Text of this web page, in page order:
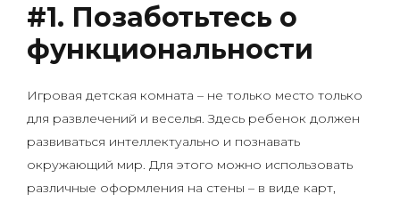
#1. Позаботьтесь о
функциональности
Игровая детская комната – не только место только
для развлечений и веселья. Здесь ребенок должен
развиваться интеллектуально и познавать
окружающий мир. Для этого можно использовать
различные оформления на стены – в виде карт,